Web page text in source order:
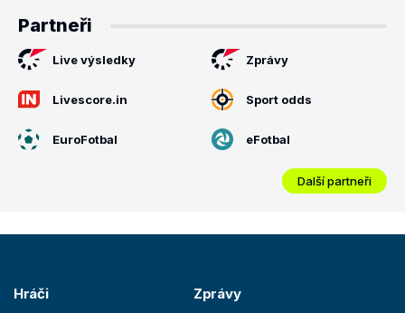
Partneři
Live výsledky Zprávy
Livescore.in Sport odds
EuroFotbal eFotbal
Další partneři
Hráči Zprávy